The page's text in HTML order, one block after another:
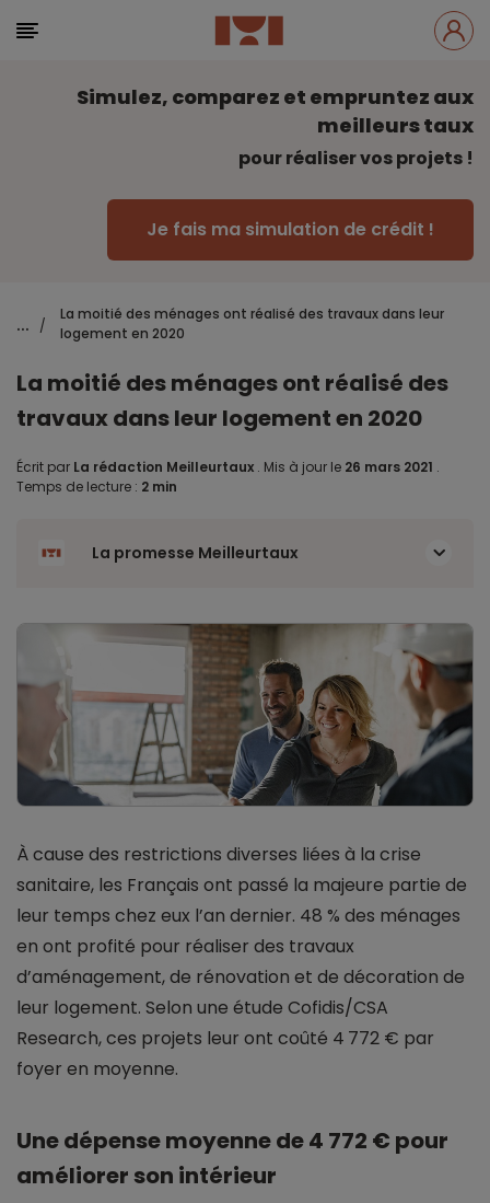
Simulez, comparez et empruntez aux
meilleurs taux
pour réaliser vos projets !
Je fais ma simulation de crédit !
... /
La moitié des ménages ont réalisé des travaux dans leur
logement en 2020
La moitié des ménages ont réalisé des
travaux dans leur logement en 2020
Écrit par La rédaction Meilleurtaux . Mis à jour le 26 mars 2021 .
Temps de lecture : 2 min
La promesse Meilleurtaux
À cause des restrictions diverses liées à la crise
sanitaire, les Français ont passé la majeure partie de
leur temps chez eux l’an dernier. 48 % des ménages
en ont profité pour réaliser des travaux
d’aménagement, de rénovation et de décoration de
leur logement. Selon une étude Cofidis/CSA
Research, ces projets leur ont coûté 4 772 € par
foyer en moyenne.
Une dépense moyenne de 4 772 € pour
améliorer son intérieur